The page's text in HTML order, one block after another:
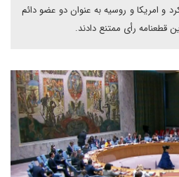
و امریکا و روسیه به عنوان دو عضو دائم
قطعنامه رأی ممتنع دادند.